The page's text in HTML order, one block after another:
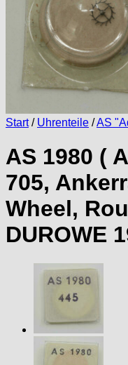
Start / Uhrenteile /AS
AS 1980 (
705,
Wheel,
DUROWE